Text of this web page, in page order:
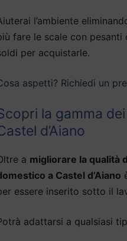
l’ambiente
fare le scale con pesanti
per acquistarle.
aspetti? Richiedi un
la gamma
d’Aiano
a migliorare la qualità
a Castel d’Aiano
essere inserito sotto il
adattarsi a qualsiasi